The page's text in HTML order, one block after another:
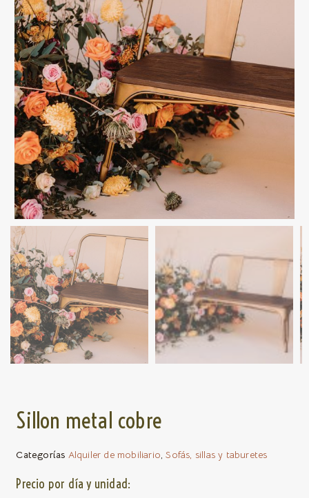
Sillon metal cobre
Categorías Alquiler de mobiliario ,Sofás, sillas y taburetes
Precio por día y unidad: